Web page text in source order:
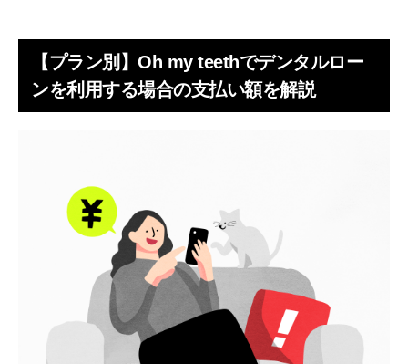
【プラン別】Oh my teethでデンタルロー
ンを利用する場合の支払い額を解説